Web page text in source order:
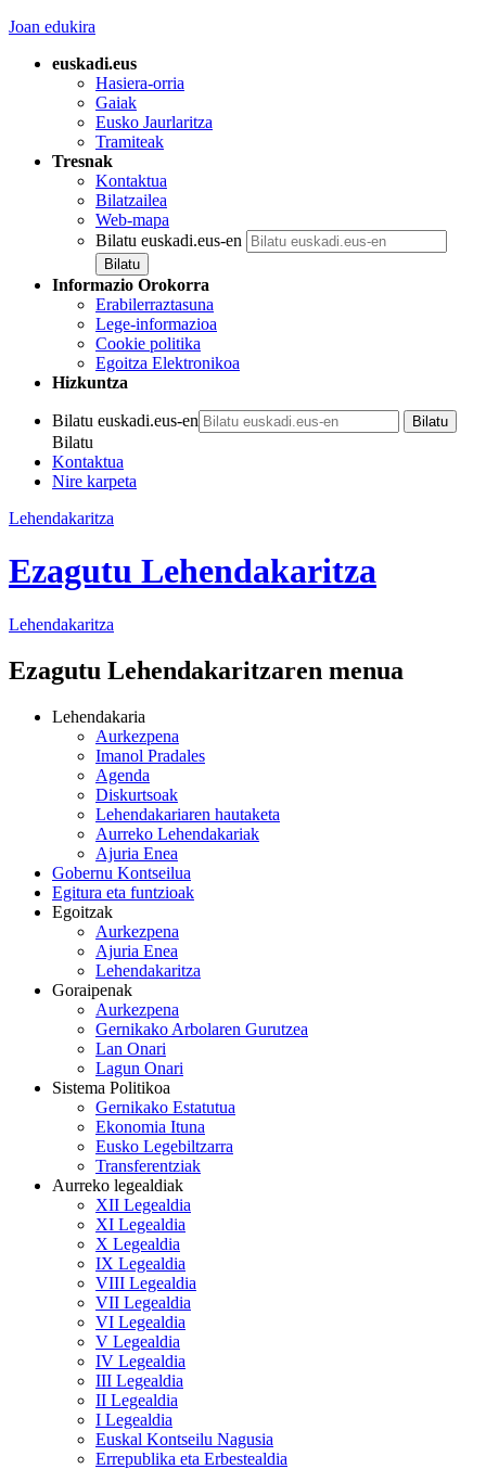
Joan edukira
euskadi.eus
Hasiera-orria
Gaiak
Eusko Jaurlaritza
Tramiteak
Tresnak
Kontaktua
Bilatzailea
Web-mapa
Bilatu euskadi.eus-en
Informazio Orokorra
Erabilerraztasuna
Lege-informazioa
Cookie politika
Egoitza Elektronikoa
Hizkuntza
Bilatu euskadi.eus-en
Bilatu
Kontaktua
Nire karpeta
Lehendakaritza
Ezagutu Lehendakaritza
Lehendakaritza
Ezagutu Lehendakaritzaren menua
Lehendakaria
Aurkezpena
Imanol Pradales
Agenda
Diskurtsoak
Lehendakariaren hautaketa
Aurreko Lehendakariak
Ajuria Enea
Gobernu Kontseilua
Egitura eta funtzioak
Egoitzak
Aurkezpena
Ajuria Enea
Lehendakaritza
Goraipenak
Aurkezpena
Gernikako Arbolaren Gurutzea
Lan Onari
Lagun Onari
Sistema Politikoa
Gernikako Estatutua
Ekonomia Ituna
Eusko Legebiltzarra
Transferentziak
Aurreko legealdiak
XII Legealdia
XI Legealdia
X Legealdia
IX Legealdia
VIII Legealdia
VII Legealdia
VI Legealdia
V Legealdia
IV Legealdia
III Legealdia
II Legealdia
I Legealdia
Euskal Kontseilu Nagusia
Errepublika eta Erbestealdia